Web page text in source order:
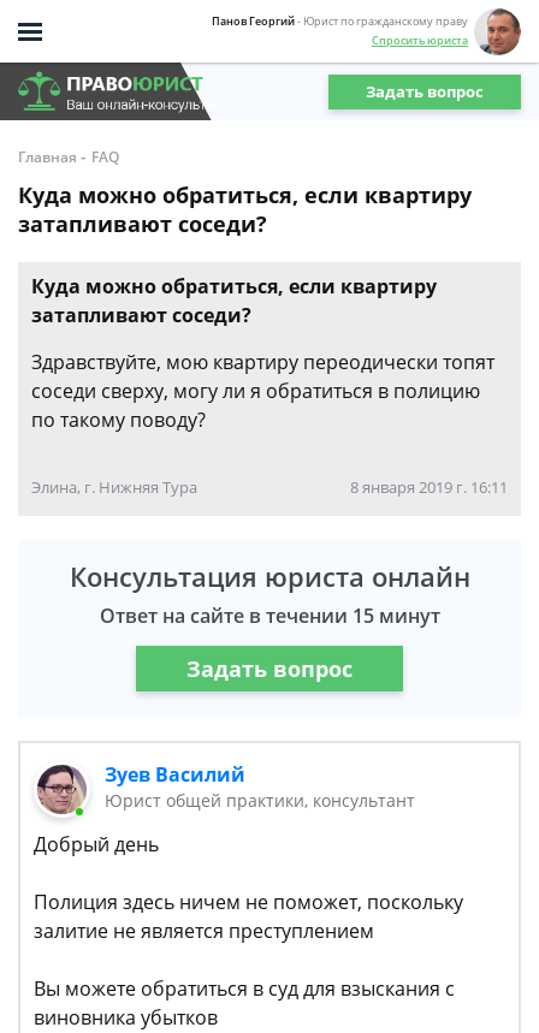
Панов Георгий- Юрист по гражданскому праву
Спросить юриста
Задать вопрос
Главная - FAQ
Куда можно обратиться, если квартиру
затапливают соседи?
Куда можно обратиться, если квартиру
затапливают соседи?
Здравствуйте, мою квартиру переодически топят
соседи сверху, могу ли я обратиться в полицию
по такому поводу?
Элина, г. Нижняя Тура 8 января 2019 г. 16:11
Консультация юриста онлайн
Ответ на сайте в течении 15 минут
Задать вопрос
Зуев Василий
Юрист общей практики, консультант
Добрый день
Полиция здесь ничем не поможет, поскольку
залитие не является преступлением
Вы можете обратиться в суд для взыскания с
виновника убытков